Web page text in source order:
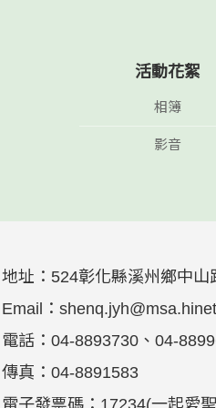
活動花絮
相簿
影音
地址： 524彰化縣溪州鄉中山
Email：
電話： 04-8893730、04-
傳真： 04-8891583
電子發票碼：17234(一起愛